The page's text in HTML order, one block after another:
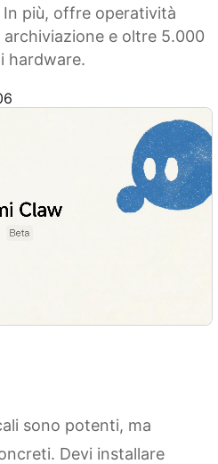
più, offre operatività
e oltre 5.000
hardware.
sono potenti, ma
Devi installare